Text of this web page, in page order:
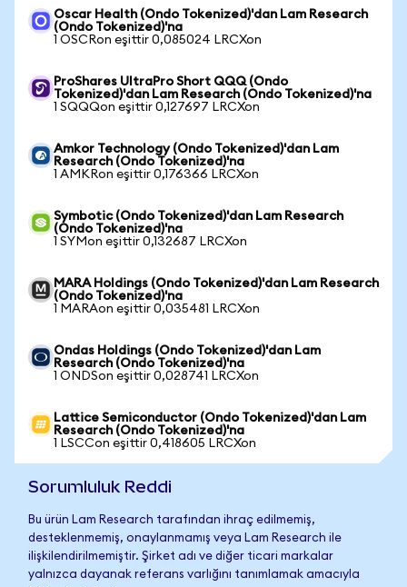
Oscar Health (Ondo Tokenized)'dan Lam Research
(Ondo Tokenized)'na
1 OSCRon eşittir 0,085024 LRCXon
ProShares UltraPro Short QQQ (Ondo
Tokenized)'dan Lam Research (Ondo Tokenized)'na
1 SQQQon eşittir 0,127697 LRCXon
Amkor Technology (Ondo Tokenized)'dan Lam
Research (Ondo Tokenized)'na
1 AMKRon eşittir 0,176366 LRCXon
Symbotic (Ondo Tokenized)'dan Lam Research
(Ondo Tokenized)'na
1 SYMon eşittir 0,132687 LRCXon
MARA Holdings (Ondo Tokenized)'dan Lam Research
(Ondo Tokenized)'na
1 MARAon eşittir 0,035481 LRCXon
Ondas Holdings (Ondo Tokenized)'dan Lam
Research (Ondo Tokenized)'na
1 ONDSon eşittir 0,028741 LRCXon
Lattice Semiconductor (Ondo Tokenized)'dan Lam
Research (Ondo Tokenized)'na
1 LSCCon eşittir 0,418605 LRCXon
Sorumluluk Reddi
Bu ürün Lam Research tarafından ihraç edilmemiş,
desteklenmemiş, onaylanmamış veya Lam Research ile
ilişkilendirilmemiştir. Şirket adı ve diğer ticari markalar
yalnızca dayanak referans varlığını tanımlamak amacıyla